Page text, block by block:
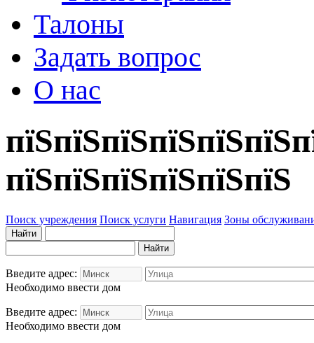
Талоны
Задать вопрос
О нас
пїЅпїЅпїЅпїЅпїЅпїЅ
Поиск учреждения Поиск услуги Навигация Зоны
Введите адрес:
Необходимо ввести дом
Введите адрес:
Необходимо ввести дом